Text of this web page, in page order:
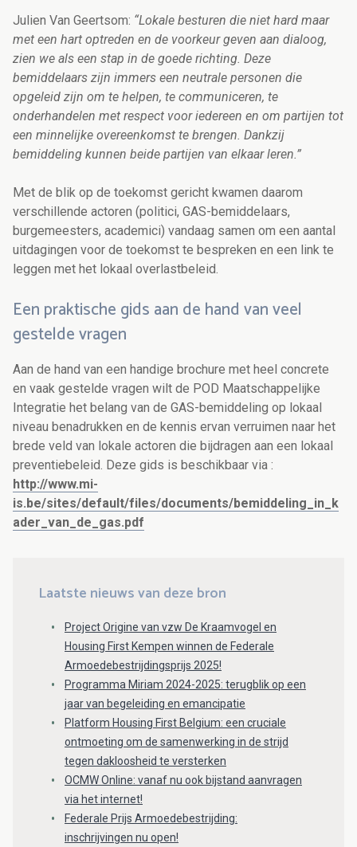
Julien Van Geertsom: “Lokale besturen die niet hard maar
met een hart optreden en de voorkeur geven aan dialoog,
zien we als een stap in de goede richting. Deze
bemiddelaars zijn immers een neutrale personen die
opgeleid zijn om te helpen, te communiceren, te
onderhandelen met respect voor iedereen en om partijen tot
een minnelijke overeenkomst te brengen. Dankzij
bemiddeling kunnen beide partijen van elkaar leren.”
Met de blik op de toekomst gericht kwamen daarom
verschillende actoren (politici, GAS-bemiddelaars,
burgemeesters, academici) vandaag samen om een aantal
uitdagingen voor de toekomst te bespreken en een link te
leggen met het lokaal overlastbeleid.
Een praktische gids aan de hand van veel
gestelde vragen
Aan de hand van een handige brochure met heel concrete
en vaak gestelde vragen wilt de POD Maatschappelijke
Integratie het belang van de GAS-bemiddeling op lokaal
niveau benadrukken en de kennis ervan verruimen naar het
brede veld van lokale actoren die bijdragen aan een lokaal
preventiebeleid. Deze gids is beschikbaar via :
http://www.mi-
is.be/sites/default/files/documents/bemiddeling_in_k
ader_van_de_gas.pdf
Laatste nieuws van deze bron
Project Origine van vzw De Kraamvogel en
Housing First Kempen winnen de Federale
Armoedebestrijdingsprijs 2025!
Programma Miriam 2024-2025: terugblik op een
jaar van begeleiding en emancipatie
Platform Housing First Belgium: een cruciale
ontmoeting om de samenwerking in de strijd
tegen dakloosheid te versterken
OCMW Online: vanaf nu ook bijstand aanvragen
via het internet!
Federale Prijs Armoedebestrijding:
inschrijvingen nu open!